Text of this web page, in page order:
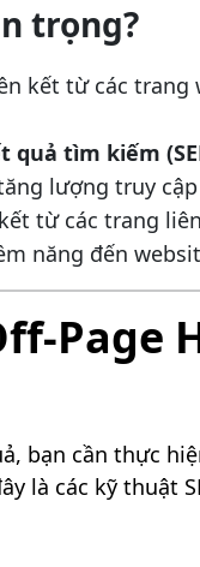
trọng?
kết từ các trang
tìm kiếm
lượng truy
từ các trang
năng đến
Page
bạn cần thực
là các kỹ thuật